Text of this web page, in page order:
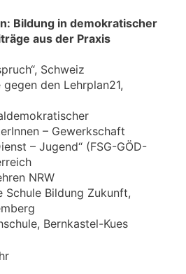
Bildung in demokratischer
aus der Praxis
Schweiz
den Lehrplan21,
– Gewerkschaft
– Jugend“ (FSG-GÖD-
NRW
Schule Bildung Zukunft,
Bernkastel-Kues